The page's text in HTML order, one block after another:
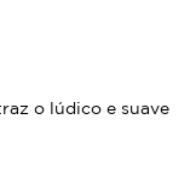
o lúdico e suave